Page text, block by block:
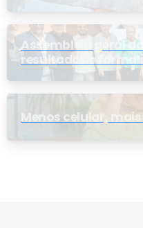
Assembleia geral
resultados e
nova conselheira
Menos celular,